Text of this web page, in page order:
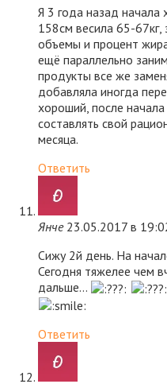
Я 3 года назад начала
158см весила 65-67кг,
объемы и процент
ещё параллельно
продукты все же
добавляла иногда
хороший, после
составлять свой
месяца.
Ответить
Янче 23.05.2017 в
Сижу 2й день. На
Сегодня тяжелее чем
дальше…
Ответить